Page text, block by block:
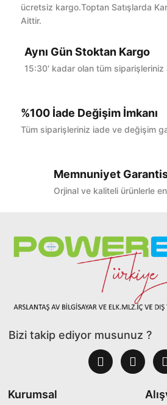
ücretsiz kargo.Toptan Satışlarda
Aittir.
Aynı Gün Stoktan Kargo
15:30' kadar olan tüm siparişleriniz
%100 İade Değişim İmkanı
Tüm siparişleriniz iade ve değişim
Memnuniyet
Orjinal ve kaliteli ürünlerle
Bizi takip ediyor musunuz ?
Kurumsal